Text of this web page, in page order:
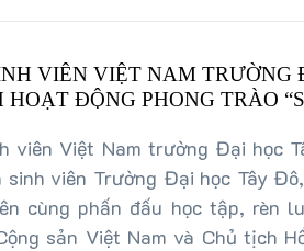
VIÊN VIỆT NAM
HOẠT ĐỘNG PHONG TRÀO
viên Việt Nam trường Đại học
sinh viên Trường Đại học Tây
cùng phấn đấu học tập, rèn
sản Việt Nam và Chủ tịch